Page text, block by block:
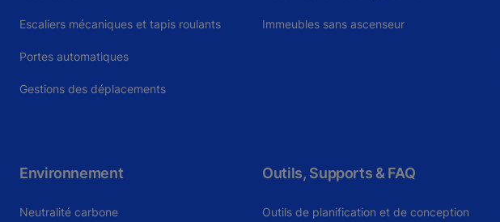
Escaliers mécaniques et tapis roulants
Portes automatiques
Gestions des déplacements
Immeubles sans ascenseur
Environnement
Neutralité carbone
Outils, Supports & FAQ
Outils de planification et de conception